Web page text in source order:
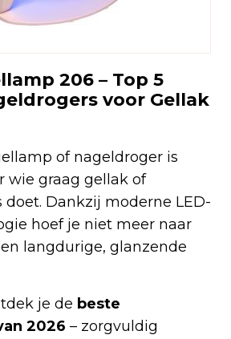
206 – Top 5
voor Gellak
of nageldroger is
wie graag gellak of
Dankzij moderne LED-
hoef je niet meer naar
langdurige, glanzende
je de beste
2026 – zorgvuldig